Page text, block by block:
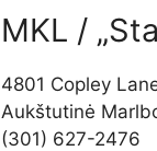
MKL /
4801 Copley
Aukštutinė
(301) 627-2476